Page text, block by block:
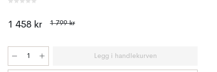
1 458 kr 1 799 kr
Legg i handlekurven